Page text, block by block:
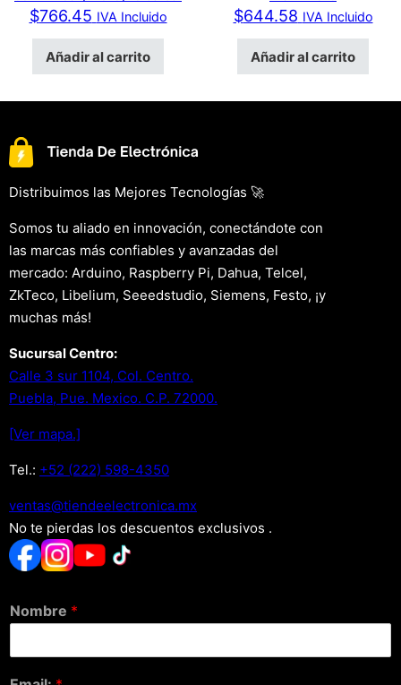
$766.45 IVA Incluido
Añadir al carrito
$644.58 IVA Incluido
Añadir al carrito
Distribuimos las Mejores Tecnologías 🚀
Somos tu aliado en innovación, conectándote con
las marcas más confiables y avanzadas del
mercado: Arduino, Raspberry Pi, Dahua, Telcel,
ZkTeco, Libelium, Seeedstudio, Siemens, Festo, ¡y
muchas más!
Sucursal Centro:
Calle 3 sur 1104, Col. Centro.
Puebla, Pue. Mexico. C.P. 72000.
[Ver mapa.]
Tel.: +52 (222) 598-4350
xm.acinortceleedneit@satnev
No te pierdas los descuentos exclusivos .
Nombre *